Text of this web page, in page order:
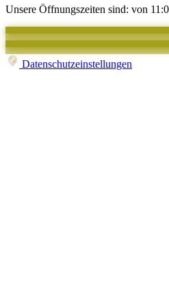
Unsere Öffnungszeiten sind: von
Datenschutzeinstellungen